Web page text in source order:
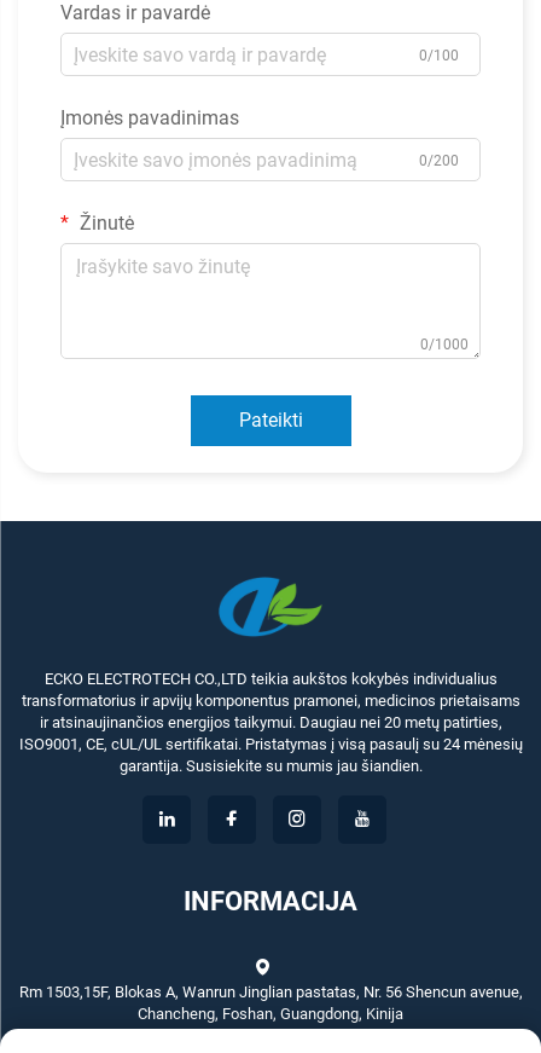
Vardas ir pavardė
0/100
Įmonės pavadinimas
0/200
Žinutė
0/1000
Pateikti
ECKO ELECTROTECH CO.,LTD teikia aukštos kokybės individualius
transformatorius ir apvijų komponentus pramonei, medicinos prietaisams
ir atsinaujinančios energijos taikymui. Daugiau nei 20 metų patirties,
ISO9001, CE, cUL/UL sertifikatai. Pristatymas į visą pasaulį su 24 mėnesių
garantija. Susisiekite su mumis jau šiandien.
INFORMACIJA
Rm 1503,15F, Blokas A, Wanrun Jinglian pastatas, Nr. 56 Shencun avenue,
Chancheng, Foshan, Guangdong, Kinija